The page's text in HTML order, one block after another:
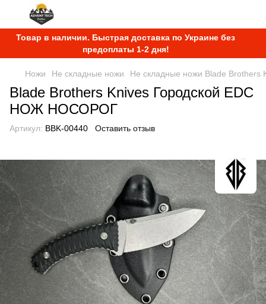
Товар в наличии. Быстрая доставка по Украине без
предоплаты 1-2 дня!
Ножи Не складные ножи Не складные ножи Blade Brothers
Blade Brothers Knives Городской EDC
НОЖ НОСОРОГ
Артикул: BBK-00440 Оставить отзыв